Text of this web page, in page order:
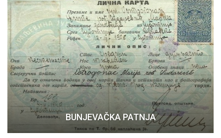
BUNJEVAČKA PATNJA